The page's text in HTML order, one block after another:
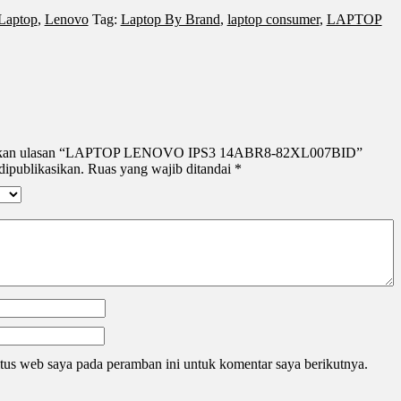
, Lenovo Tag: Laptop By Brand, laptop consumer, LAPTOP
ulasan “LAPTOP LENOVO IPS3 14ABR8-82XL007BID”
Ruas yang wajib ditandai *
web saya pada peramban ini untuk komentar saya berikutnya.